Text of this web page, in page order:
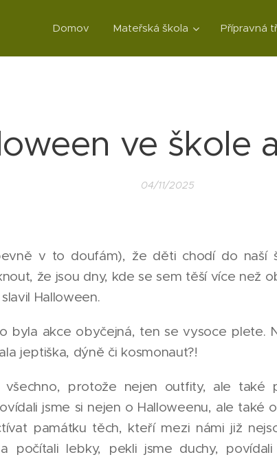
Domov Mateřská škola Přípravná
ve škole
04/11/2025
v to doufám), že děti chodí do naší
že jsou dny, kde se sem těší více než
Halloween.
byla akce obyčejná, ten se vysoce plete.
jeptiška, dýně či kosmonaut?!
protože nejen outfity, ale
jsme si nejen o Halloweenu, ale také
památku těch, kteří mezi námi již
počítali lebky, pekli jsme duchy,